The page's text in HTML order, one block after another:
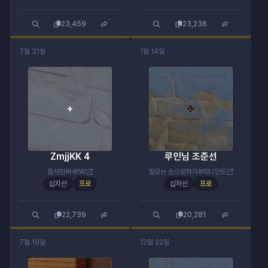
23,459 23,236
7월 31일
ZmjjKK 4
홍석현#HKW
십자선
프로
22,739
1월 14일
루인님 조준선
발로는 손으로하자#레디언트
십자선
프로
20,281
7월 19일 12월 22일